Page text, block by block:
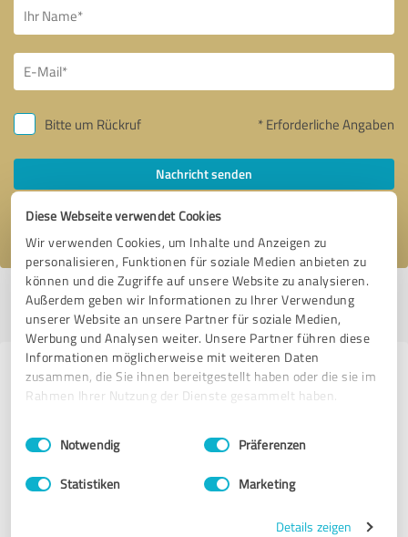
Diese Webseite verwendet Cookies
Wir verwenden Cookies, um Inhalte und Anzeigen zu
personalisieren, Funktionen für soziale Medien anbieten zu
können und die Zugriffe auf unsere Website zu analysieren.
Außerdem geben wir Informationen zu Ihrer Verwendung
unserer Website an unsere Partner für soziale Medien,
Werbung und Analysen weiter. Unsere Partner führen diese
Informationen möglicherweise mit weiteren Daten
zusammen, die Sie ihnen bereitgestellt haben oder die sie im
Rahmen Ihrer Nutzung der Dienste gesammelt haben.
Impressum Datenschutzbestimmungen
Einwilligungsauswahl
Notwendig Präferenzen
Statistiken Marketing
Details zeigen
Bitte um Rückruf * Erforderliche Angaben
Nachricht senden
Ich stimme denDatenschutzbestimmungen
Profil aktiv seit 01.05.2020 |Letzte Aktualisierung: 05.05.2020|
melden
Erfahrungen zu weiteren
Anbietern aus dem Bereich
Dienstleistungen
Lohnbuchhaltungs-Service I Inh. Nicole Caporosso